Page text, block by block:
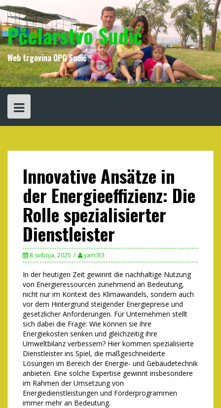
Skip
to
content
Pčelarstvo Sudić
Web trgovina OPG Sudić
Innovative Ansätze in
der Energieeffizienz: Die
Rolle spezialisierter
Dienstleister
8 svibnja, 2025 yam3t3
In der heutigen Zeit gewinnt die nachhaltige Nutzung
von Energieressourcen zunehmend an Bedeutung,
nicht nur im Kontext des Klimawandels, sondern auch
vor dem Hintergrund steigender Energiepreise und
gesetzlicher Anforderungen. Für Unternehmen stellt
sich dabei die Frage: Wie können sie ihre
Energiekosten senken und gleichzeitig ihre
Umweltbilanz verbessern? Hier kommen spezialisierte
Dienstleister ins Spiel, die maßgeschneiderte
Lösungen im Bereich der Energie- und Gebäudetechnik
anbieten. Eine solche Expertise gewinnt insbesondere
im Rahmen der Umsetzung von
Energiedienstleistungen und Förderprogrammen
immer mehr an Bedeutung.